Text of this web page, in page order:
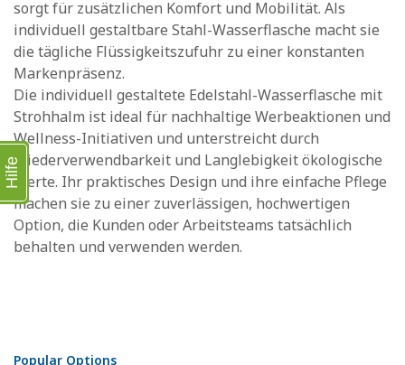
sorgt für zusätzlichen Komfort und Mobilität. Als
individuell gestaltbare Stahl-Wasserflasche macht sie
die tägliche Flüssigkeitszufuhr zu einer konstanten
Markenpräsenz.
Die individuell gestaltete Edelstahl-Wasserflasche mit
Strohhalm ist ideal für nachhaltige Werbeaktionen und
Wellness-Initiativen und unterstreicht durch
Wiederverwendbarkeit und Langlebigkeit ökologische
Werte. Ihr praktisches Design und ihre einfache Pflege
machen sie zu einer zuverlässigen, hochwertigen
Option, die Kunden oder Arbeitsteams tatsächlich
behalten und verwenden werden.
Popular Options
Hilfe